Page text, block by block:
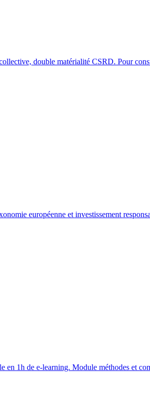
double matérialité CSRD. Pour
européenne et investissement
en 1h de e-learning. Module méthodes et